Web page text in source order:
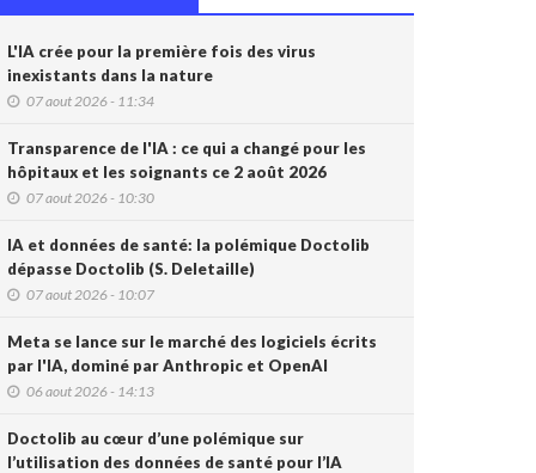
L'IA crée pour la première fois des virus
inexistants dans la nature
07 aout 2026 - 11:34
Transparence de l'IA : ce qui a changé pour les
hôpitaux et les soignants ce 2 août 2026
07 aout 2026 - 10:30
IA et données de santé: la polémique Doctolib
dépasse Doctolib (S. Deletaille)
07 aout 2026 - 10:07
Meta se lance sur le marché des logiciels écrits
par l'IA, dominé par Anthropic et OpenAI
06 aout 2026 - 14:13
Doctolib au cœur d’une polémique sur
l’utilisation des données de santé pour l’IA